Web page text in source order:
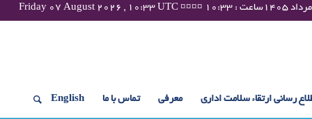
رسانی ارتقاء سلامت اداری معرفی تماس با ما English